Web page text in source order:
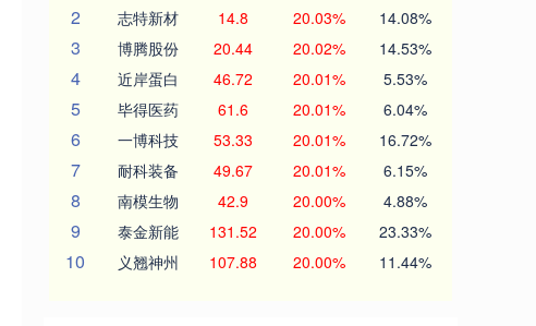
2 志特新材 14.8 20.03% 14.08%
3 博腾股份 20.44 20.02% 14.53%
4 近岸蛋白 46.72 20.01% 5.53%
5 毕得医药 61.6 20.01% 6.04%
6 一博科技 53.33 20.01% 16.72%
7 耐科装备 49.67 20.01% 6.15%
8 南模生物 42.9 20.00% 4.88%
9 泰金新能 131.52 20.00% 23.33%
10 义翘神州 107.88 20.00% 11.44%